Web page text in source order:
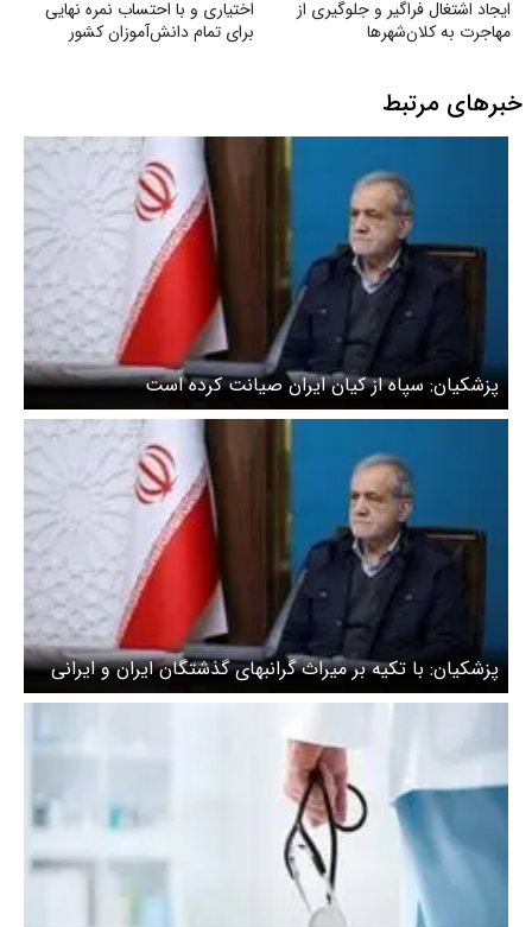
ایجاد اشتغال فراگیر و جلوگیری از
مهاجرت به کلان‌شهرها
اختیاری و با احتساب نمره نهایی
برای تمام دانش‌آموزان کشور
خبرهای مرتبط
پزشکیان: سپاه از کیان ایران صیانت کرده است
پزشکیان: با تکیه بر میراث گرانبهای گذشتگان ایران و ایرانی
در صحنه تاریخ باقی مانده است